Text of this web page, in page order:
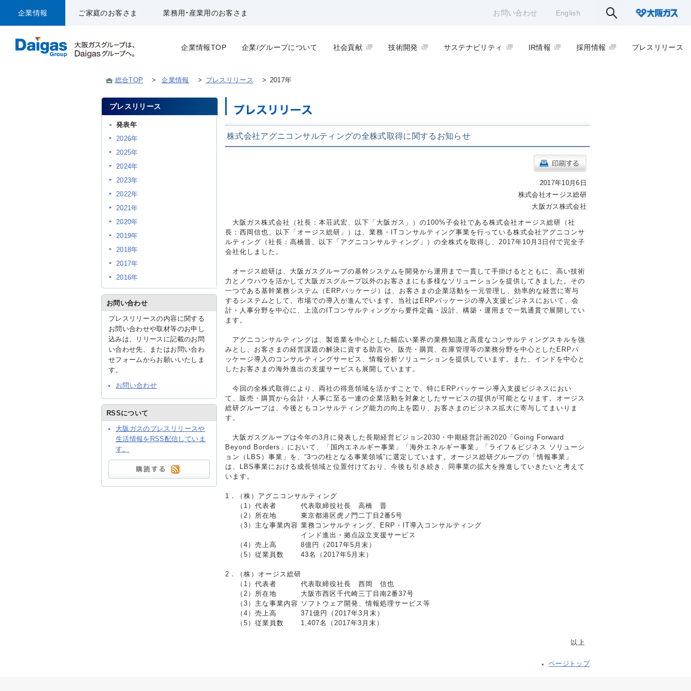
企業情報 ご家庭のお客さま 業務用・産業用のお客さま お問い合わせ English
企業情報TOP 企業/グループについて 社会貢献 技術開発 サステナビリティ IR情報 採用情報 プレスリリース
総合TOP > 企業情報 > プレスリリース > 2017年
株式会社アグニコンサルティングの全株式取得に関するお知らせ
2017年10月6日
株式会社オージス総研
大阪ガス株式会社
大阪ガス株式会社（社長：本荘武宏、以下「大阪ガス」）の100%子会社である株式会社オージス総研（社
長：西岡信也、以下「オージス総研」）は、業務・ITコンサルティング事業を行っている株式会社アグニコンサ
ルティング（社長：高橋晋、以下「アグニコンサルティング」）の全株式を取得し、2017年10月3日付で完全子
会社化しました。
オージス総研は、大阪ガスグループの基幹システムを開発から運用まで一貫して手掛けるとともに、高い技術
力とノウハウを活かして大阪ガスグループ以外のお客さまにも多様なソリューションを提供してきました。その
一つである基幹業務システム（ERPパッケージ）は、お客さまの企業活動を一元管理し、効率的な経営に寄与
するシステムとして、市場での導入が進んでいます。当社はERPパッケージの導入支援ビジネスにおいて、会
計・人事分野を中心に、上流のITコンサルティングから要件定義・設計、構築・運用まで一気通貫で展開してい
ます。
アグニコンサルティングは、製造業を中心とした幅広い業界の業務知識と高度なコンサルティングスキルを強
みとし、お客さまの経営課題の解決に資する助言や、販売・購買、在庫管理等の業務分野を中心としたERPパ
ッケージ導入のコンサルティングサービス、情報分析ソリューションを提供しています。また、インドを中心と
したお客さまの海外進出の支援サービスも展開しています。
今回の全株式取得により、両社の得意領域を活かすことで、特にERPパッケージ導入支援ビジネスにおい
て、販売・購買から会計・人事に至る一連の企業活動を対象としたサービスの提供が可能となります。オージス
総研グループは、今後ともコンサルティング能力の向上を図り、お客さまのビジネス拡大に寄与してまいりま
す。
大阪ガスグループは今年の3月に発表した長期経営ビジョン2030・中期経営計画2020「Going Forward
Beyond Borders」において、「国内エネルギー事業」「海外エネルギー事業」「ライフ＆ビジネス ソリューシ
ョン（LBS）事業」を、“3つの柱となる事業領域”に選定しています。オージス総研グループの「情報事業」
は、LBS事業における成長領域と位置付けており、今後も引き続き、同事業の拡大を推進していきたいと考えて
います。
1．
（株）アグニコンサルティング
（1）代表者
代表取締役社長 高橋 晋
（2）所在地
東京都港区虎ノ門二丁目2番5号
（3）主な事業内容 業務コンサルティング、ERP・IT導入コンサルティング
インド進出・拠点設立支援サービス
（4）売上高
8億円（2017年5月末）
（5）従業員数
43名（2017年5月末）
2．
（株）オージス総研
（1）代表者
代表取締役社長 西岡 信也
（2）所在地
大阪市西区千代崎三丁目南2番37号
（3）主な事業内容 ソフトウェア開発、情報処理サービス等
（4）売上高
371億円（2017年3月末）
（5）従業員数
1,407名（2017年3月末）
以上
ページトップ
プレスリリース
発表年
2026年
2025年
2024年
2023年
2022年
2021年
2020年
2019年
2018年
2017年
2016年
お問い合わせ
プレスリリースの内容に関する
お問い合わせや取材等のお申し
込みは、リリースに記載のお問
い合わせ先、またはお問い合わ
せフォームからお願いいたしま
す。
お問い合わせ
RSSについて
大阪ガスのプレスリリースや
生活情報をRSS配信していま
す。